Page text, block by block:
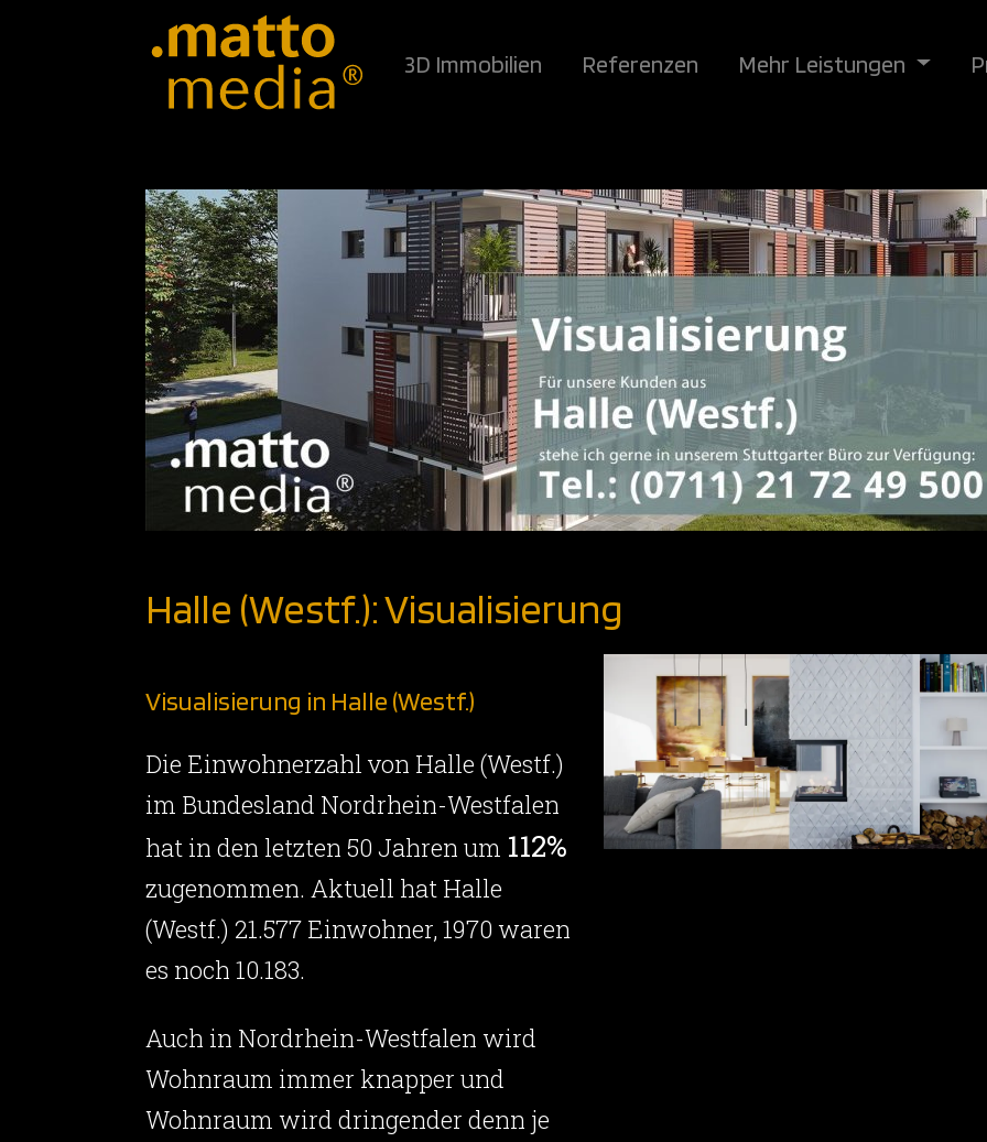
3D Immobilien Referenzen Mehr Leistungen
Halle (Westf.): Visualisierung
Visualisierung in Halle (Westf.)
Die Einwohnerzahl von Halle (Westf.)
im Bundesland Nordrhein-Westfalen
hat in den letzten 50 Jahren um 112%
zugenommen. Aktuell hat Halle
(Westf.) 21.577 Einwohner, 1970 waren
es noch 10.183.
Auch in Nordrhein-Westfalen wird
Wohnraum immer knapper und
Wohnraum wird dringender denn je